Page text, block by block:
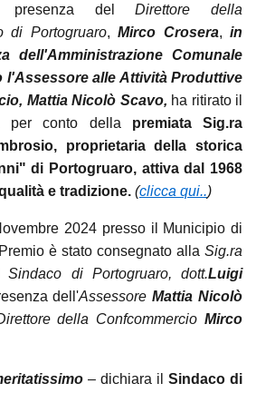
delDirettore della
di Portogruaro,Mirco Crosera, in
dell'Amministrazione Comunale
l'Assessore alle Attività Produttive
Mattia Nicolò Scavo, ha ritirato il
per conto della premiata Sig.ra
proprietaria della storica
di Portogruaro, attiva dal 1968
e tradizione. (clicca qui..)
2024 presso il Municipio di
è stato consegnato alla Sig.ra
Sindaco di Portogruaro, dott.Luigi
dell'AssessoreMattia Nicolò
della ConfcommercioMirco
– dichiara il Sindaco di